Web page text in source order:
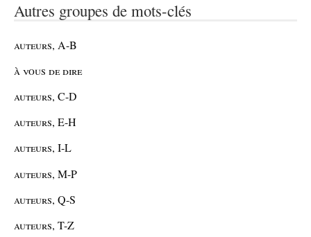
Autres groupes de mots-clés
auteurs, A-B
à vous de dire
auteurs, C-D
auteurs, E-H
auteurs, I-L
auteurs, M-P
auteurs, Q-S
auteurs, T-Z